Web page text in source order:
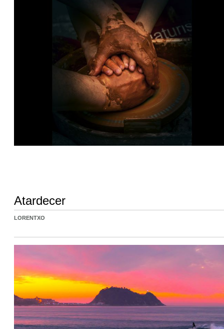
Atardecer
LORENTXO